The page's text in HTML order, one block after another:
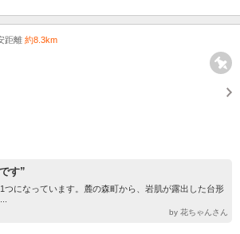
距離 約8.3km
す”
つになっています。麓の森町から、岩肌が露出した台形
by 花ちゃんさん